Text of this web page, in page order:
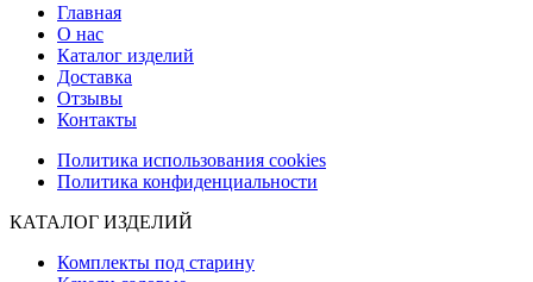
Главная
О нас
Каталог изделий
Доставка
Отзывы
Контакты
Политика использования cookies
Политика конфиденциальности
КАТАЛОГ ИЗДЕЛИЙ
Комплекты под старину